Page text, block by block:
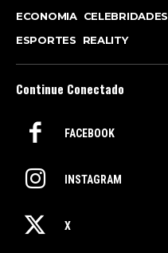
ECONOMIA CELEBRIDADES
ESPORTES
REALITY
Continue Conectado
FACEBOOK
INSTAGRAM
X